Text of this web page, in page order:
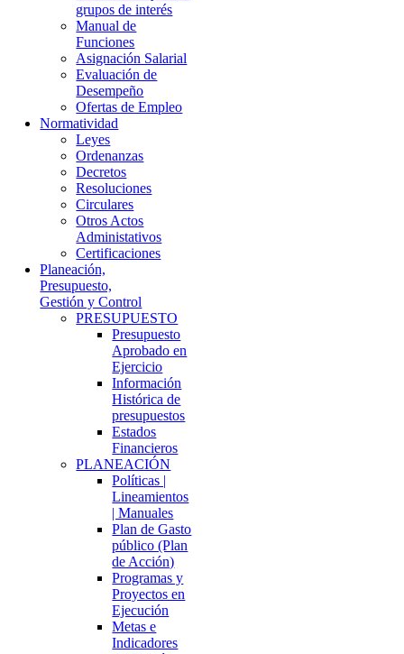
grupos de interés
Manual de
Funciones
Asignación Salarial
Evaluación de
Desempeño
Ofertas de Empleo
Normatividad
Leyes
Ordenanzas
Decretos
Resoluciones
Circulares
Otros Actos
Administativos
Certificaciones
Planeación,
Presupuesto,
Gestión y Control
PRESUPUESTO
Presupuesto
Aprobado en
Ejercicio
Información
Histórica de
presupuestos
Estados
Financieros
PLANEACIÓN
Políticas |
Lineamientos
| Manuales
Plan de Gasto
público (Plan
de Acción)
Programas y
Proyectos en
Ejecución
Metas e
Indicadores